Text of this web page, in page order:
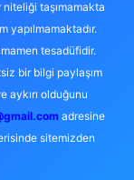
taşımamakta
yapılmamaktadır.
tesadüfidir.
bir bilgi paylaşım
aykırı olduğunu
adresine
sitemizden